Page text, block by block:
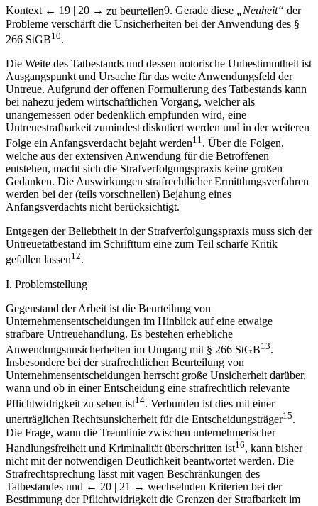
Kontext ← 19 | 20 → zu beurteilen9. Gerade diese „Neuheit“ der
Probleme verschärft die Unsicherheiten bei der Anwendung des §
266 StGB10.
Die Weite des Tatbestands und dessen notorische Unbestimmtheit ist
Ausgangspunkt und Ursache für das weite Anwendungsfeld der
Untreue. Aufgrund der offenen Formulierung des Tatbestands kann
bei nahezu jedem wirtschaftlichen Vorgang, welcher als
unangemessen oder bedenklich empfunden wird, eine
Untreuestrafbarkeit zumindest diskutiert werden und in der weiteren
Folge ein Anfangsverdacht bejaht werden11 . Über die Folgen,
welche aus der extensiven Anwendung für die Betroffenen
entstehen, macht sich die Strafverfolgungspraxis keine großen
Gedanken. Die Auswirkungen strafrechtlicher Ermittlungsverfahren
werden bei der (teils vorschnellen) Bejahung eines
Anfangsverdachts nicht berücksichtigt.
Entgegen der Beliebtheit in der Strafverfolgungspraxis muss sich der
Untreuetatbestand im Schrifttum eine zum Teil scharfe Kritik
gefallen lassen12.
I. Problemstellung
Gegenstand der Arbeit ist die Beurteilung von
Unternehmensentscheidungen im Hinblick auf eine etwaige
strafbare Untreuehandlung. Es bestehen erhebliche
Anwendungsunsicherheiten im Umgang mit § 266 StGB13.
Insbesondere bei der strafrechtlichen Beurteilung von
Unternehmensentscheidungen herrscht große Unsicherheit darüber,
wann und ob in einer Entscheidung eine strafrechtlich relevante
Pflichtwidrigkeit zu sehen ist14. Verbunden ist dies mit einer
unerträglichen Rechtsunsicherheit für die Entscheidungsträger15.
Die Frage, wann die Trennlinie zwischen unternehmerischer
Handlungsfreiheit und Kriminalität überschritten ist16, kann bisher
nicht mit der notwendigen Deutlichkeit beantwortet werden. Die
Strafrechtsprechung lässt mit vagen Beschränkungen des
Tatbestandes und ← 20 | 21 → wechselnden Kriterien bei der
Bestimmung der Pflichtwidrigkeit die Grenzen der Strafbarkeit im